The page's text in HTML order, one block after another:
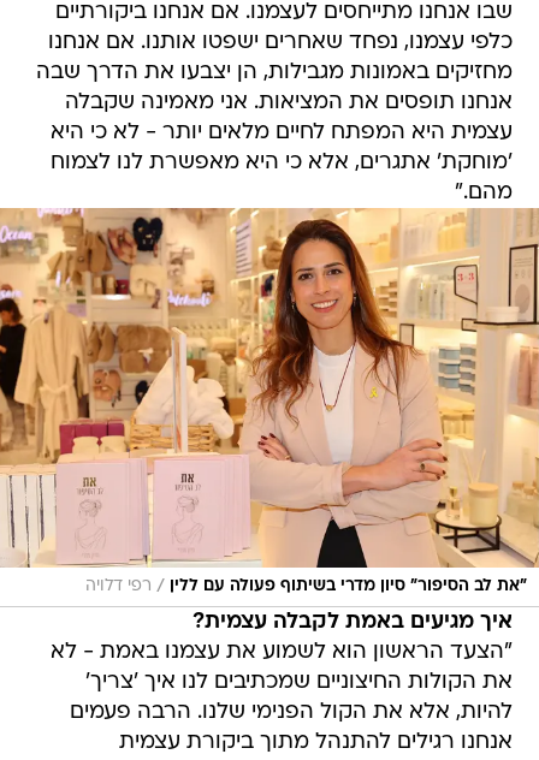
שבו אנחנו מתייחסים לעצמנו. אם אנחנו ביקורתיים
כלפי עצמנו, נפחד שאחרים ישפטו אותנו. אם אנחנו
מחזיקים באמונות מגבילות, הן יצבעו את הדרך שבה
אנחנו תופסים את המציאות. אני מאמינה שקבלה
עצמית היא המפתח לחיים מלאים יותר - לא כי היא
'מוחקת' אתגרים, אלא כי היא מאפשרת לנו לצמוח
מהם."
״את לב הסיפור״ סיון מדרי בשיתוף פעולה עם ללין / רפי דלויה
איך מגיעים באמת לקבלה עצמית?
"הצעד הראשון הוא לשמוע את עצמנו באמת - לא
את הקולות החיצוניים שמכתיבים לנו איך 'צריך'
להיות, אלא את הקול הפנימי שלנו. הרבה פעמים
אנחנו רגילים להתנהל מתוך ביקורת עצמית